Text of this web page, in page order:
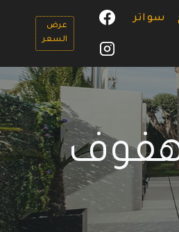
سواتر
عرض
السعر